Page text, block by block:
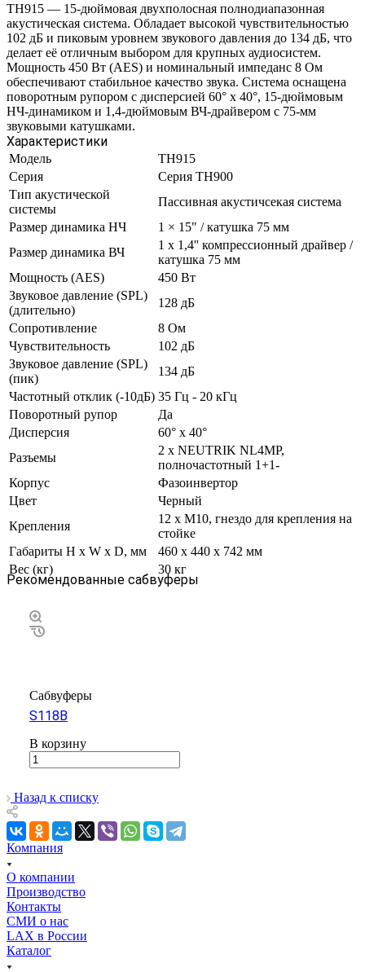
TH915 — 15-дюймовая двухполосная полнодиапазонная
акустическая система. Обладает высокой чувствительностью
102 дБ и пиковым уровнем звукового давления до 134 дБ, что
делает её отличным выбором для крупных аудиосистем.
Мощность 450 Вт (AES) и номинальный импеданс 8 Ом
обеспечивают стабильное качество звука. Система оснащена
поворотным рупором с дисперсией 60° x 40°, 15-дюймовым
НЧ-динамиком и 1,4-дюймовым ВЧ-драйвером с 75-мм
звуковыми катушками.
Характеристики
Модель
TH915
Серия
Серия TH900
Тип акустической
системы
Пассивная акустичсекая система
Размер динамика НЧ
1 × 15" / катушка 75 мм
Размер динамика ВЧ
1 x 1,4'' компрессионный драйвер /
катушка 75 мм
Мощность (AES)
450 Вт
Звуковое давление (SPL)
(длительно)
128 дБ
Сопротивление
8 Ом
Чувствительность
102 дБ
Звуковое давление (SPL)
(пик)
134 дБ
Частотный отклик (-10дБ) 35 Гц - 20 кГц
Поворотный рупор
Да
Дисперсия
60° х 40°
Разъемы
2 х NEUTRIK NL4MP,
полночастотный 1+1-
Корпус
Фазоинвертор
Цвет
Черный
Крепления
12 х M10, гнездо для крепления на
стойке
Габариты H x W x D, мм
460 х 440 х 742 мм
Вес (кг)
30 кг
Рекомендованные сабвуферы
Сабвуферы
S118B
В корзину
Назад к списку
Компания
О компании
Производство
Контакты
СМИ о нас
LAX в России
Каталог